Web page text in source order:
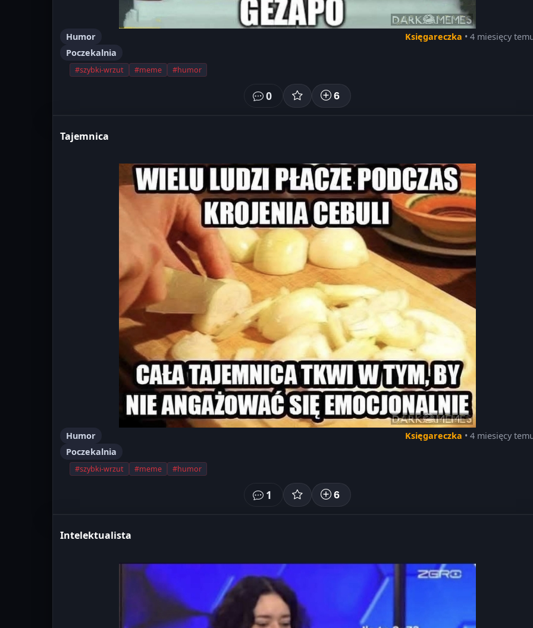
Humor Księgareczka • 4 miesięcy
Poczekalnia
#szybki-wrzut #meme #humor
0 6
Tajemnica
Humor Księgareczka • 4 miesięcy
Poczekalnia
#szybki-wrzut #meme #humor
1 6
Intelektualista